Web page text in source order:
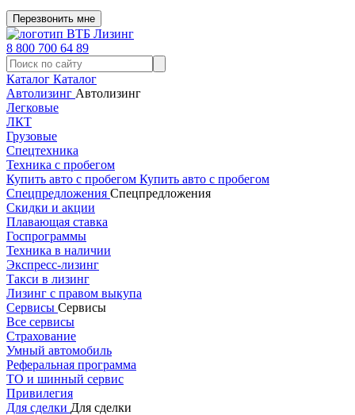
Перезвонить мне
8 800 700 64 89
Каталог Каталог
Автолизинг Автолизинг
Легковые
ЛКТ
Грузовые
Спецтехника
Техника с пробегом
Купить авто с пробегом Купить авто с пробегом
Спецпредложения Спецпредложения
Скидки и акции
Плавающая ставка
Госпрограммы
Техника в наличии
Экспресс-лизинг
Такси в лизинг
Лизинг с правом выкупа
Сервисы Сервисы
Все сервисы
Страхование
Умный автомобиль
Реферальная программа
ТО и шинный сервис
Привилегия
Для сделки Для сделки